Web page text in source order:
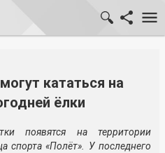
кататься на
ёлки
появятся на территории
спорта «Полёт». У последнего